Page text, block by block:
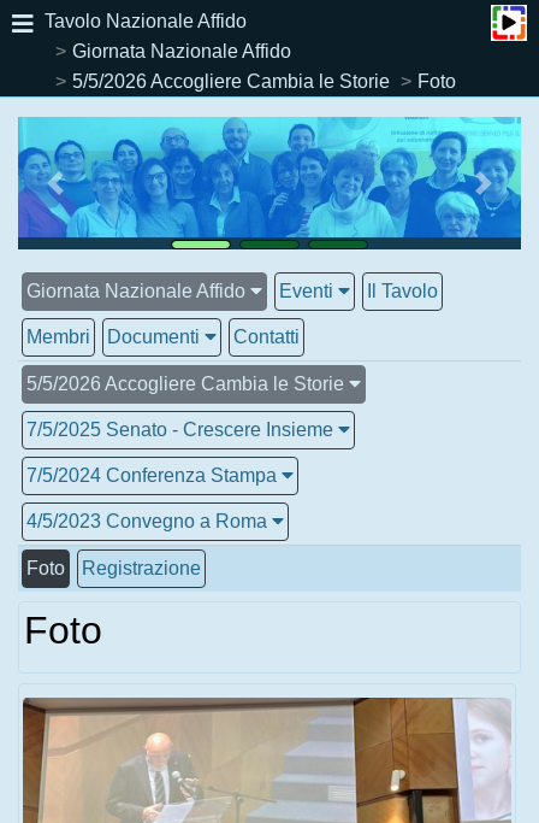
Tavolo Nazionale Affido
Giornata Nazionale Affido
5/5/2026 Accogliere Cambia le Storie
Foto
Giornata Nazionale Affido Eventi Il Tavolo
Membri Documenti Contatti
5/5/2026 Accogliere Cambia le Storie
7/5/2025 Senato - Crescere Insieme
7/5/2024 Conferenza Stampa
4/5/2023 Convegno a Roma
Foto Registrazione
Foto